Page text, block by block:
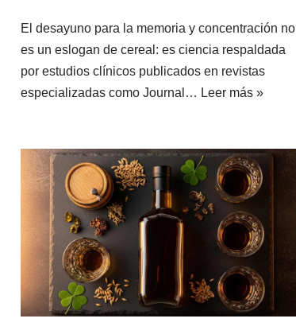
El desayuno para la memoria y concentración no
es un eslogan de cereal: es ciencia respaldada
por estudios clínicos publicados en revistas
especializadas como Journal… Leer más »